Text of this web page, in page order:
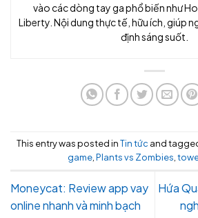
vào các dòng tay ga phổ biến như
Liberty. Nội dung thực tế, hữu ích, giúp
định sáng suốt.
This entry was posted inTin tức and
game,Plants vs Zombies,
Moneycat: Review app vay
online nhanh và minh bạch
Hứa